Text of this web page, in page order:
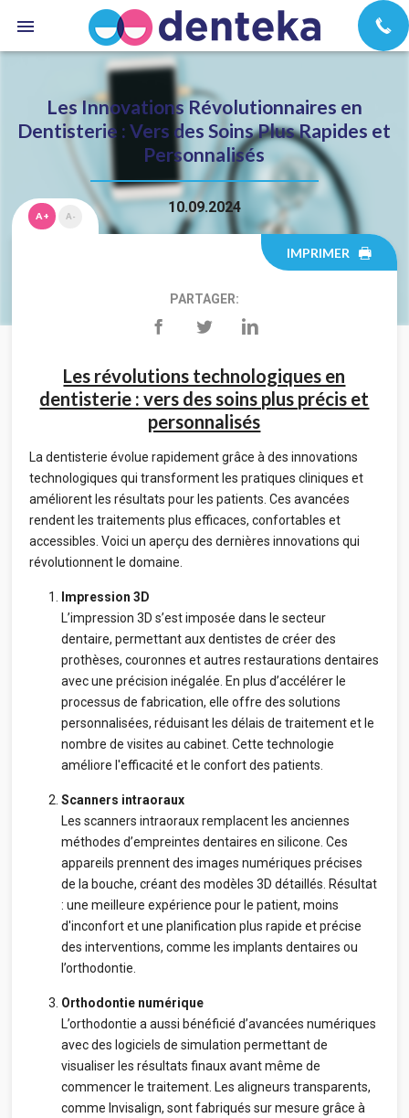
Les Innovations Révolutionnaires en
Dentisterie : Vers des Soins Plus Rapides et
Personnalisés
10.09.2024
A+ A-
IMPRIMER
PARTAGER:
Les révolutions technologiques en
dentisterie : vers des soins plus précis et
personnalisés
La dentisterie évolue rapidement grâce à des innovations
technologiques qui transforment les pratiques cliniques et
améliorent les résultats pour les patients. Ces avancées
rendent les traitements plus efficaces, confortables et
accessibles. Voici un aperçu des dernières innovations qui
révolutionnent le domaine.
Impression 3D
L’impression 3D s’est imposée dans le secteur
dentaire, permettant aux dentistes de créer des
prothèses, couronnes et autres restaurations dentaires
avec une précision inégalée. En plus d’accélérer le
processus de fabrication, elle offre des solutions
personnalisées, réduisant les délais de traitement et le
nombre de visites au cabinet. Cette technologie
améliore l'efficacité et le confort des patients.
Scanners intraoraux
Les scanners intraoraux remplacent les anciennes
méthodes d’empreintes dentaires en silicone. Ces
appareils prennent des images numériques précises
de la bouche, créant des modèles 3D détaillés. Résultat
: une meilleure expérience pour le patient, moins
d'inconfort et une planification plus rapide et précise
des interventions, comme les implants dentaires ou
l’orthodontie.
Orthodontie numérique
L’orthodontie a aussi bénéficié d’avancées numériques
avec des logiciels de simulation permettant de
visualiser les résultats finaux avant même de
commencer le traitement. Les aligneurs transparents,
comme Invisalign, sont fabriqués sur mesure grâce à